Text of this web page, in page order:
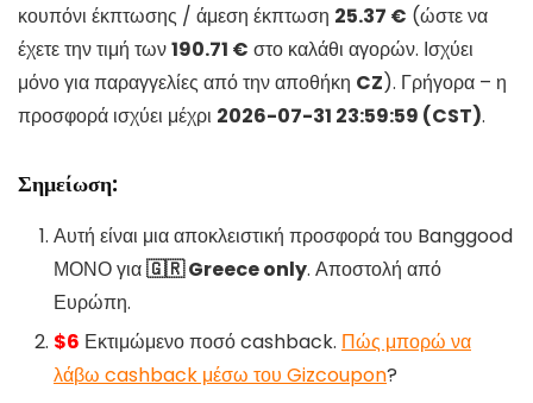
κουπόνι έκπτωσης / άμεση έκπτωση 25.37 € (ώστε να
έχετε την τιμή των190.71 € στο καλάθι αγορών. Ισχύει
μόνο για παραγγελίες από την αποθήκη CZ). Γρήγορα – η
προσφορά ισχύει μέχρι 2026-07-31 23:59:59 (CST).
Σημείωση:
Αυτή είναι μια αποκλειστική προσφορά του Banggood
ΜΟΝΟ για🇬🇷 Greece only. Αποστολή από
Ευρώπη.
$6 Εκτιμώμενο ποσό cashback. Πώς μπορώ να
λάβω cashback μέσω του Gizcoupon?